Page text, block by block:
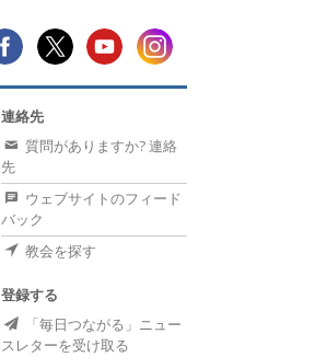
連絡先
質問がありますか? 連絡
先
ウェブサイトのフィード
バック
教会を探す
登録する
「毎日つながる」ニュー
スレターを受け取る